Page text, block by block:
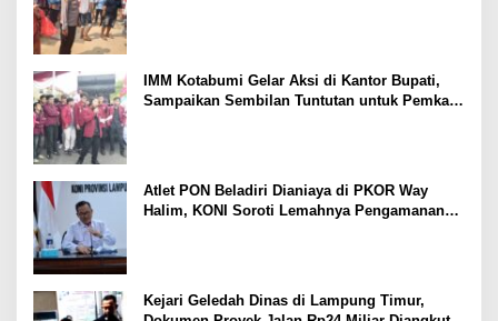
IMM Kotabumi Gelar Aksi di Kantor Bupati,
Sampaikan Sembilan Tuntutan untuk Pemkab
Atlet PON Beladiri Dianiaya di PKOR Way
Halim, KONI Soroti Lemahnya Pengamanan
Kejari Geledah Dinas di Lampung Timur,